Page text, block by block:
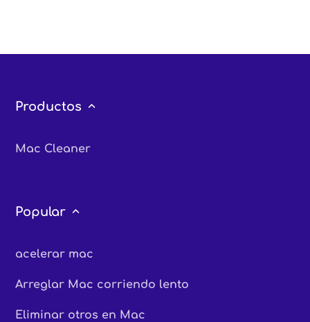
Productos
Mac Cleaner
Popular
acelerar mac
Arreglar Mac corriendo lento
Eliminar otros en Mac